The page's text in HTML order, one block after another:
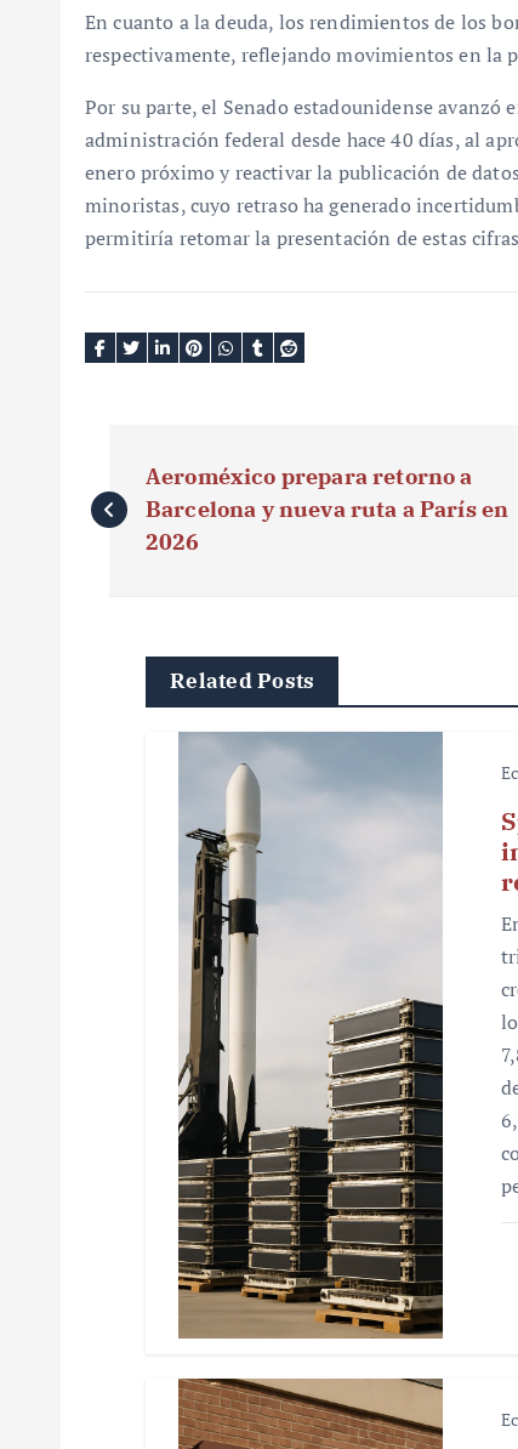
En cuanto a la deuda, los rendimientos de los
respectivamente, reflejando movimientos en la
Por su parte, el Senado estadounidense avanzó
administración federal desde hace 40 días, al
enero próximo y reactivar la publicación de
minoristas, cuyo retraso ha generado
permitiría retomar la presentación de estas
a
Aeroméxico prepara retorno a
Barcelona y nueva ruta a París en
2026
Related Posts